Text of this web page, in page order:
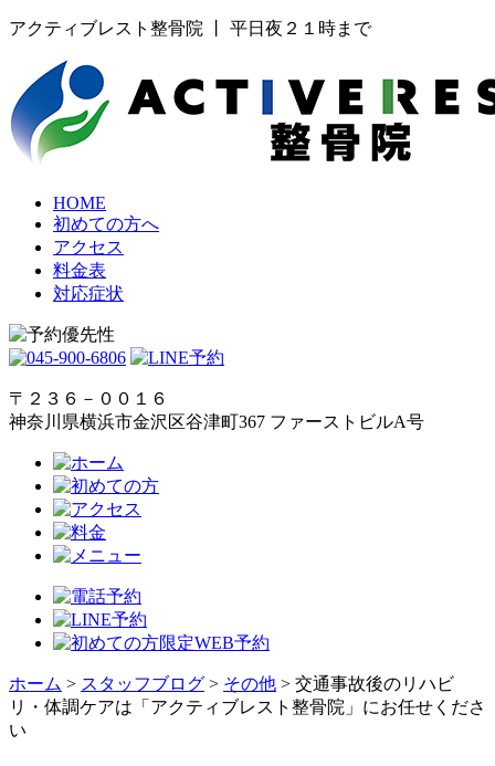
アクティブレスト整骨院 丨 平日夜２１時まで
HOME
初めての方へ
アクセス
料金表
対応症状
〒２３６－００１６
神奈川県横浜市金沢区谷津町367 ファーストビルA号
ホーム > スタッフブログ > その他 > 交通事故後のリハビ
リ・体調ケアは「アクティブレスト整骨院」にお任せくださ
い